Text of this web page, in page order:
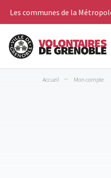
Les communes de la
Accueil Mon compte